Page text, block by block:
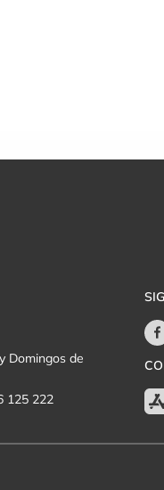
Domingos de
125 222